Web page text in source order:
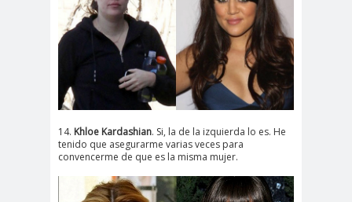
14. Khloe Kardashian. Si, la de la izquierda lo es. He
tenido que asegurarme varias veces para
convencerme de que es la misma mujer.